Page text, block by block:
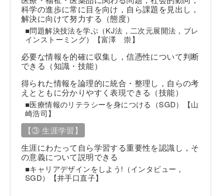
科学の進歩に常に目を向け，自ら課題を見出し，
解決に向けて努力する（態度）
■問題解決技法を学ぶ（KJ法，二次元展開法，ブレ
インストーミング）【富澤 崇】
必要な情報を的確に収集し，信憑性について判断
できる（知識・技能）
得られた情報を論理的に統合・整理し，自らの考
えとともに分かりやすく表現できる（技能）
■医療情報のリテラシーを身につける（SGD）【山
崎浩司】
【③ 生涯学習】
生涯にわたって自ら学習する重要性を認識し，そ
の意義について説明できる
■キャリアデザインをしよう!（インタビュー，
SGD）【井手口直子】